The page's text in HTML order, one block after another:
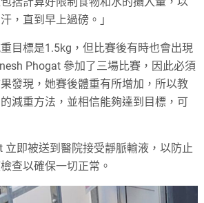
，直到早上過磅。」
重目標是1.5kg，但比賽後有時也會出現
Phogat 參加了三場比賽，因此必須
發現，她賽後體重有所增加，所以教
減重方法，並相信能夠達到目標，可
立即被送到醫院接受靜脈輸液，以防止
查以確保一切正常。